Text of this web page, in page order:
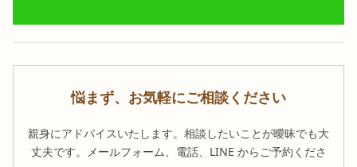
悩まず、お気軽にご相談ください
親身にアドバイスいたします。相談したいことが曖昧でも大
丈夫です。メールフォーム、電話、LINE からご予約くださ